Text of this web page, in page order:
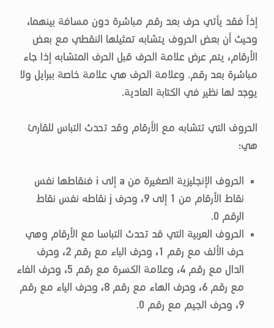
إذاً فقد يأتي حرف بعد رقم مباشرة دون مسافة بينهما،
وحيث أن بعض الحروف يتشابه تمثيلها النقطي مع بعض
الأرقام، يتم عرض علامة الحرف قبل الحرف المتشابه إذا جاء
مباشرة بعد رقم. وعلامة الحرف هي علامة خاصة ببرايل ولا
يوجد لها نظير في الكتابة العادية.
الحروف التي تتشابه مع الأرقام وقد تحدث التباس للقارئ
هي:
الحروف الإنجليزية الصغيرة من a إلى i فنقاطها نفس
نقاط الأرقام من 1 إلى 9، وحرف j نقاطه نفس نقاط
الرقم 0.
الحروف العربية التي قد تحدث التباسا مع الأرقام وهي
حرف الألف مع رقم 1، وحرف الباء مع رقم 2، وحرف
الدال مع رقم 4، وعلامة الكسرة مع رقم 5، وحرف الفاء
مع رقم 6، وحرف الهاء مع رقم 8، وحرف الياء مع رقم
9، وحرف الجيم مع رقم 0.